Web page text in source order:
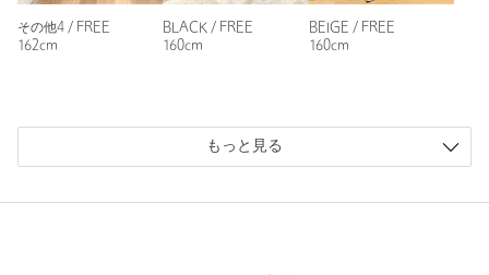
1人が参考になったと回答
その他4 / FREE
162cm
BLACK / FREE
160cm
BEIGE / FREE
160cm
もっと見る